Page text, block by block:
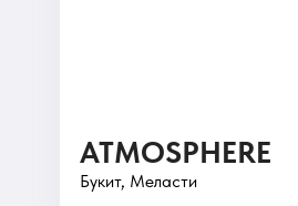
ATMOSPHERE
Букит, Меласти